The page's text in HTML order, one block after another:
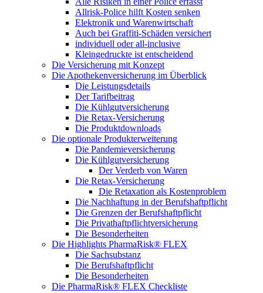
Allrisk-Police hilft Kosten senken
Elektronik und Warenwirtschaft
Auch bei Graffiti-Schäden versichert
individuell oder all-inclusive
Kleingedruckte ist entscheidend
Die Versicherung mit Konzept
Die Apothekenversicherung im Überblick
Die Leistungsdetails
Der Tarifbeitrag
Die Kühlgutversicherung
Die Retax-Versicherung
Die Produktdownloads
Die optionale Produkterweiterung
Die Pandemieversicherung
Die Kühlgutversicherung
Der Verderb von Waren
Die Retax-Versicherung
Die Retaxation als Kostenproblem
Die Nachhaftung in der Berufshaftpflicht
Die Grenzen der Berufshaftpflicht
Die Privathaftpflichtversicherung
Die Besonderheiten
Die Highlights PharmaRisk® FLEX
Die Sachsubstanz
Die Berufshaftpflicht
Die Besonderheiten
Die PharmaRisk® FLEX Checkliste